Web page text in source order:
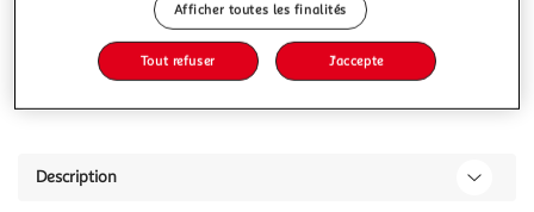
667,99€
Ajouter au panier
Ajouter à une liste
Description
Afficher toutes les finalités
Tout refuser J'accepte